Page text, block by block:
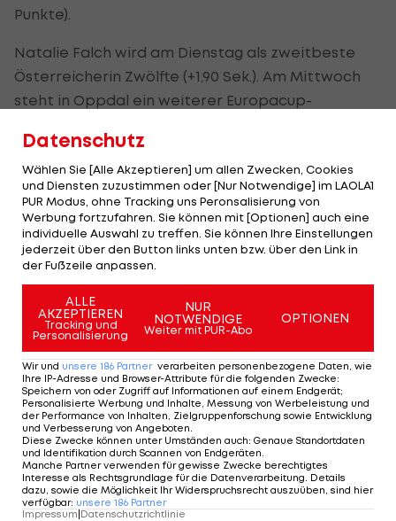
Punkte).
Natalie Falch wird am Dienstag als zweitbeste
Österreicherin Zwölfte (+1,90 Sek.). Am Mittwoch
steht in Oppdal ein weiterer Europacup-
Schweizer dominieren Männer-
Riesentorläufe
Bei den Männern waren die Europacup-
Riesentorläufe in Norefjell fest in Schweizer Hand.
Sandro Zurbrügg. Zwischenbrugger landet als
bester ÖSV-Athlet auf Platz 18 (+1,99 Sek.).
Am Dienstag gewinnt dann Lenz Hächler vor
Janutin (+0,06 Sek.). In der Europacup-Wertung im
Riesentorlauf führt Zurbrügg (501 Punkte) nach
neun von zehn Rennen vor Janutin (449 Punkte).
Zwischenbrugger (249 Punkte) ist als Siebenter
bester Österreicher.
Datenschutz
Wählen Sie [Alle Akzeptieren] um allen Zwecken, Cookies
und Diensten zuzustimmen oder [Nur Notwendige] im LAOLA1
PUR Modus, ohne Tracking uns Peronsalisierung von
Werbung fortzufahren. Sie können mit [Optionen] auch eine
individuelle Auswahl zu treffen. Sie können Ihre Einstellungen
jederzeit über den Button links unten bzw. über den Link in
der Fußzeile anpassen.
ALLE
AKZEPTIEREN
Tracking und
Personalisierung
NUR
NOTWENDIGE
Weiter mit PUR-Abo
OPTIONEN
Wir und unsere 186 Partner verarbeiten personenbezogene Daten, wie
Ihre IP-Adresse und Browser-Attribute für die folgenden Zwecke:
Speichern von oder Zugriff auf Informationen auf einem Endgerät;
Personalisierte Werbung und Inhalte, Messung von Werbeleistung und
der Performance von Inhalten, Zielgruppenforschung sowie Entwicklung
und Verbesserung von Angeboten.
Diese Zwecke können unter Umständen auch: Genaue Standortdaten
und Identifikation durch Scannen von Endgeräten.
Manche Partner verwenden für gewisse Zwecke berechtigtes
Interesse als Rechtsgrundlage für die Datenverarbeitung. Details
dazu, sowie die Möglichkeit Ihr Widerspruchsrecht auszuüben, sind hier
verfügbar: unsere 186 Partner
Impressum Datenschutzrichtlinie